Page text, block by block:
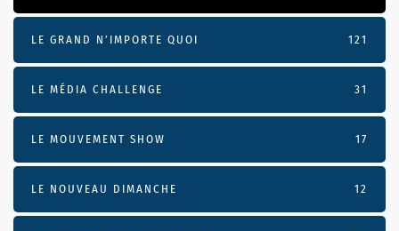
LE GRAND N’IMPORTE QUOI 121
LE MÉDIA CHALLENGE 31
LE MOUVEMENT SHOW 17
LE NOUVEAU DIMANCHE 12